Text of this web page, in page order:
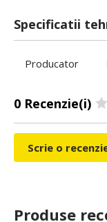
Specificatii
Producator
0 Recenzie(i)
Scrie o
Produse